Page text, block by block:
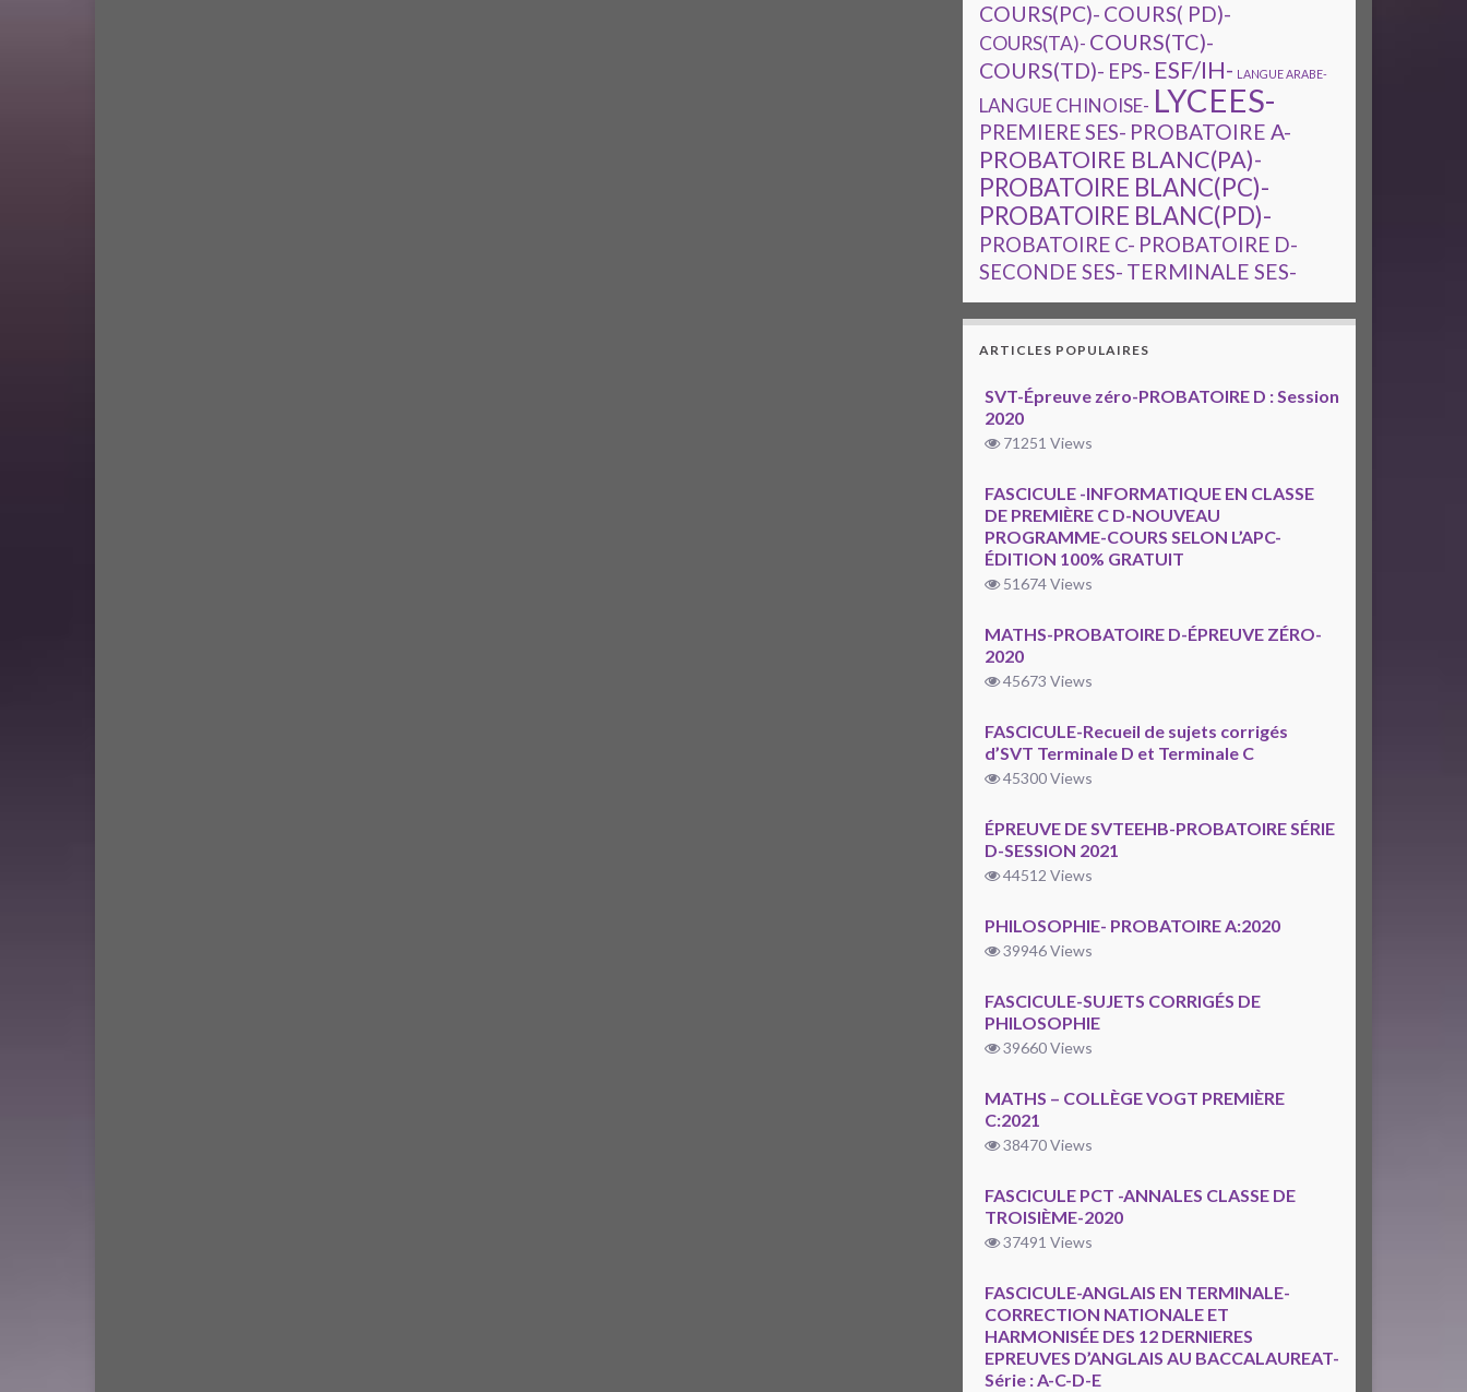
COURS(PC)- COURS( PD)-
COURS(TA)- COURS(TC)-
COURS(TD)- EPS- ESF/IH- LANGUE ARABE-
LANGUE CHINOISE- LYCEES-
PREMIERE SES- PROBATOIRE A-
PROBATOIRE BLANC(PA)-
PROBATOIRE BLANC(PC)-
PROBATOIRE BLANC(PD)-
PROBATOIRE C- PROBATOIRE D-
SECONDE SES- TERMINALE SES-
ARTICLES POPULAIRES
SVT-Épreuve zéro-PROBATOIRE D : Session
2020
71251 Views
FASCICULE -INFORMATIQUE EN CLASSE
DE PREMIÈRE C D-NOUVEAU
PROGRAMME-COURS SELON L’APC-
ÉDITION 100% GRATUIT
51674 Views
MATHS-PROBATOIRE D-ÉPREUVE ZÉRO-
2020
45673 Views
FASCICULE-Recueil de sujets corrigés
d’SVT Terminale D et Terminale C
45300 Views
ÉPREUVE DE SVTEEHB-PROBATOIRE SÉRIE
D-SESSION 2021
44512 Views
PHILOSOPHIE- PROBATOIRE A:2020
39946 Views
FASCICULE-SUJETS CORRIGÉS DE
PHILOSOPHIE
39660 Views
MATHS – COLLÈGE VOGT PREMIÈRE
C:2021
38470 Views
FASCICULE PCT -ANNALES CLASSE DE
TROISIÈME-2020
37491 Views
FASCICULE-ANGLAIS EN TERMINALE-
CORRECTION NATIONALE ET
HARMONISÉE DES 12 DERNIERES
EPREUVES D’ANGLAIS AU BACCALAUREAT-
Série : A-C-D-E